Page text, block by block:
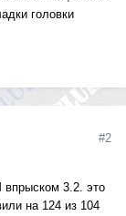
головки
#2
впрыском 3.2. это
на 124 из 104